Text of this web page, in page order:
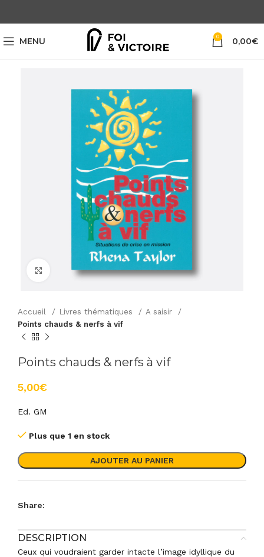
MENU 0 0,00€
Agrandir
Accueil Livres thématiques
A saisir
Points chauds & nerfs à vif
Points chauds & nerfs à vif
€
Ed. GM
Plus que 1 en stock
AJOUTER AU PANIER
Share:
DESCRIPTION
Ceux qui voudraient garder intacte l’image idyllique du